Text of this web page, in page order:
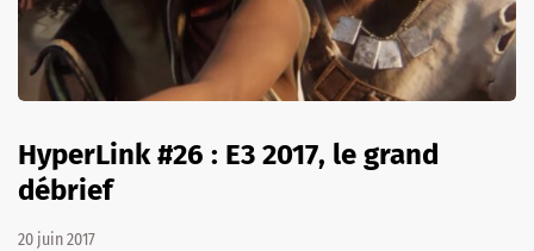
HyperLink #26 : E3 2017, le grand
débrief
20 juin 2017